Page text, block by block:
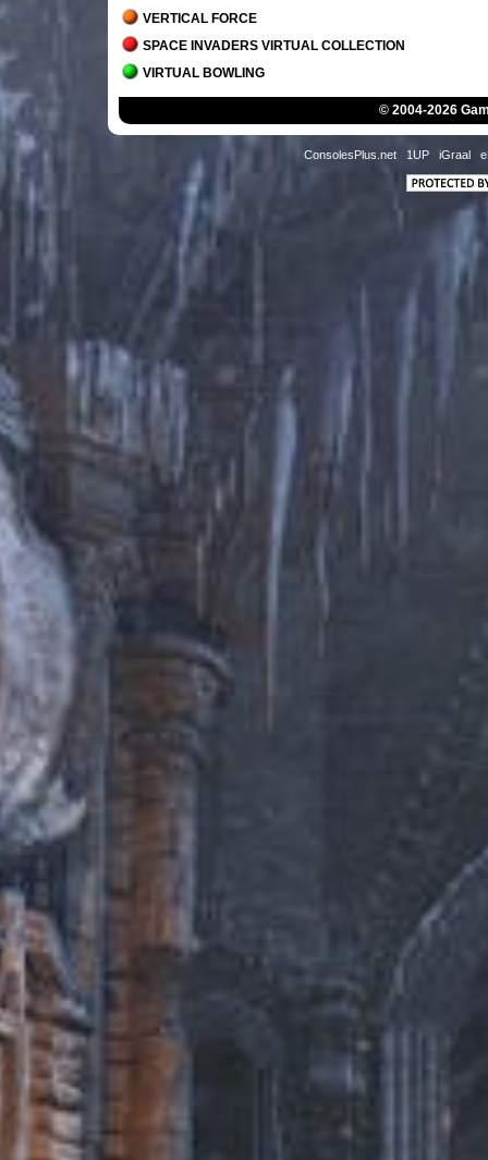
VERTICAL FORCE
SPACE INVADERS VIRTUAL COLLECTION
VIRTUAL BOWLING
MORTAL KOMBAT 1
JACK BROS.
DETROIT - BECOME HUMAN
STAR WARS JEDI - SURVIVOR
THE MANSION OF INNSMOUTH
GOLF
© 2004-2026
ConsolesPlus.net 1UP iGraal